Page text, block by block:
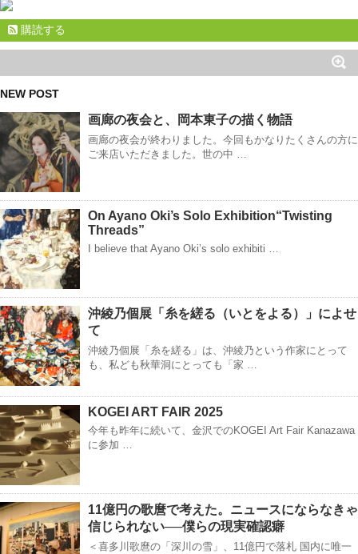
購読する
NEW POST
画廊の夜会と、岡本東子の描く物語
画廊の夜会が終わりました。今回もかなりたくさんの方に
ご来店いただきました。世の中 …
On Ayano Oki’s Solo Exhibition“Twisting
Threads”
I believe that Ayano Oki’s solo exhibiti …
沖綾乃個展「糸を縒る（いとをよる）」によせ
て
沖綾乃個展「糸を縒る」は、沖綾乃という作家にとって
も、私ども秋華洞にとっても「家 …
KOGEI ART FAIR 2025
今年も昨年に続いて、金沢でのKOGEI Art Fair Kanazawa
に参加 …
11億円の歌麿で考えた。ニュースにならなきゃ
信じられない──僕らの現実確認癖
＜喜多川歌麿の「深川の雪」、11億円で落札 国内に唯一